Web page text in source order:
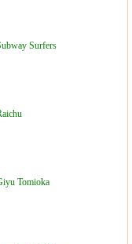
Surfers
Tomioka